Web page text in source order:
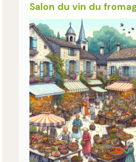
Salon du vin du